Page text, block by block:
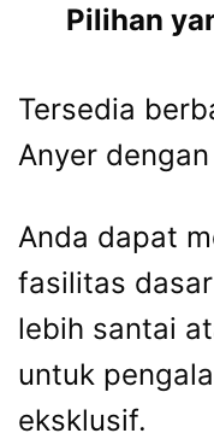
Pilihan
Tersedia
Anyer
Anda dapat
fasilitas
lebih santai
untuk
eksklusif.